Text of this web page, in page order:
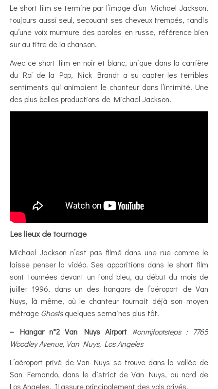
Le short film se termine par l’image d’un Michael Jackson,
toujours aussi seul, secouant ses cheveux trempés, tandis
qu’une voix murmure des paroles en russe, référence bien
sur au titre de la chanson.
Avec ce short film en noir et blanc, unique dans la carrière
du Roi de la Pop, Nick Brandt a su capter les terribles
sentiments qui animaient le chanteur dans l’intimité. Une
des plus belles productions de Michael Jackson.
Les lieux de tournage
Michael Jackson n’est pas filmé dans une rue comme le
laisse penser la vidéo. Ses apparitions dans le short film
sont tournées devant un fond bleu, au début du mois de
juillet 1996, dans un des hangars de l’aéroport de Van
Nuys, là même, où le chanteur tournait déjà son moyen
métrage Ghostsquelques semaines plus tôt.
– Hangar n°2 Van Nuys Airport #onmjfootsteps : 7765
Woodley Avenue, Van Nuys, Los Angeles
L’aéroport privé de Van Nuys se trouve dans la vallée de
San Fernando, dans le district de Van Nuys, au nord de
Los Angeles. Il assure principalement des vols privés.